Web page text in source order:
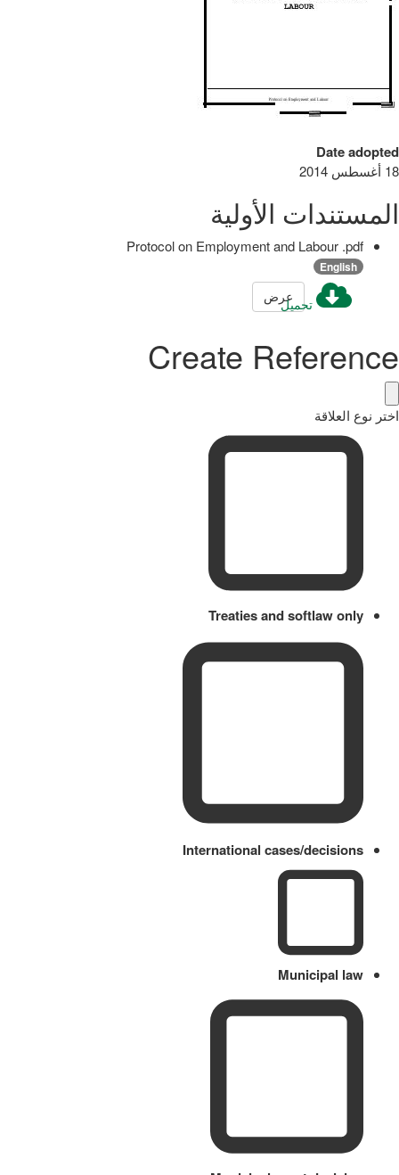
Date adopted
18 أغسطس 2014
المستندات الأولية
Protocol on Employment and Labour .pdf
English
تحميلعرض
Create Reference
اختر نوع العلاقة
Treaties and softlaw only
International cases/decisions
Municipal law